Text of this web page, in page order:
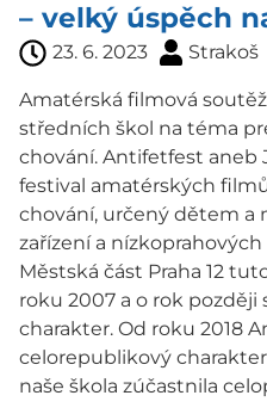
– velký úspěch
23. 6. 2023 Strakoš
Amatérská filmová
středních škol na téma
chování. Antifetfest aneb
festival amatérských
chování, určený dětem a
zařízení a
Městská část Praha 12
roku 2007 a o rok později
charakter. Od roku 2018
celorepublikový
naše škola zúčastnila